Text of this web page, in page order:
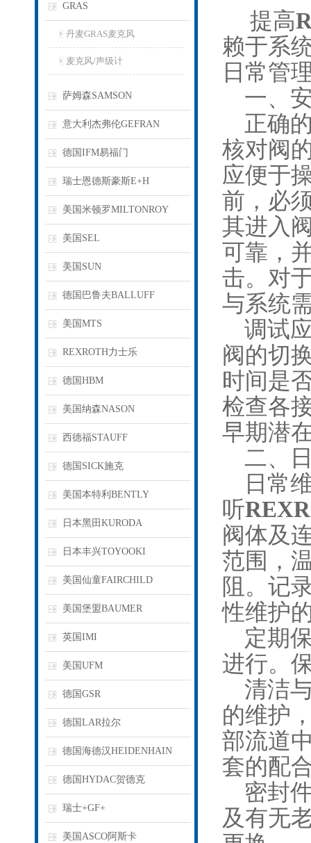
GRAS
丹麦GRAS麦克风
麦克风/声级计
萨姆森SAMSON
意大利杰弗伦GEFRAN
德国IFM易福门
瑞士恩德斯豪斯E+H
美国米顿罗MILTONROY
美国SEL
美国SUN
德国巴鲁夫BALLUFF
美国MTS
REXROTH力士乐
德国HBM
美国纳森NASON
西德福STAUFF
德国SICK施克
美国本特利BENTLY
日本黑田KURODA
日本丰兴TOYOOKI
美国仙童FAIRCHILD
美国堡盟BAUMER
英国IMI
美国UFM
德国GSR
德国LAR拉尔
德国海德汉HEIDENHAIN
德国HYDAC贺德克
瑞士+GF+
美国ASCO阿斯卡
提高
赖于系
日常管
一、
正确的
核对阀
应便于
前，必
其进入
可靠，
击。对
与系统
调试应
阀的切
时间是
检查各
早期潜
二、
日常维
听
阀体及
范围，
阻。记
性维护
定期保
进行。
清洁与
的维护
部流道
套的配
密封件
及有无